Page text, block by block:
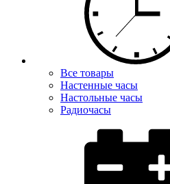
Все товары
Настенные часы
Настольные часы
Радиочасы